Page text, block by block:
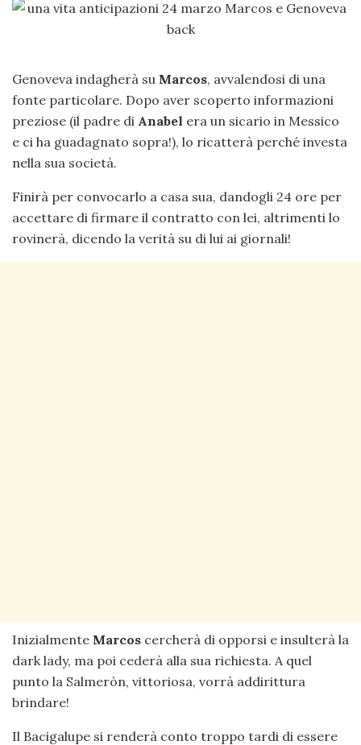
Genoveva indagherà su Marcos, avvalendosi di una
fonte particolare. Dopo aver scoperto informazioni
preziose (il padre di Anabel era un sicario in Messico
e ci ha guadagnato sopra!), lo ricatterà perché investa
nella sua società.
Finirà per convocarlo a casa sua, dandogli 24 ore per
accettare di firmare il contratto con lei, altrimenti lo
rovinerà, dicendo la verità su di lui ai giornali!
Inizialmente Marcos cercherà di opporsi e insulterà la
dark lady, ma poi cederà alla sua richiesta. A quel
punto la Salmeròn, vittoriosa, vorrà addirittura
brindare!
Il Bacigalupe si renderà conto troppo tardi di essere